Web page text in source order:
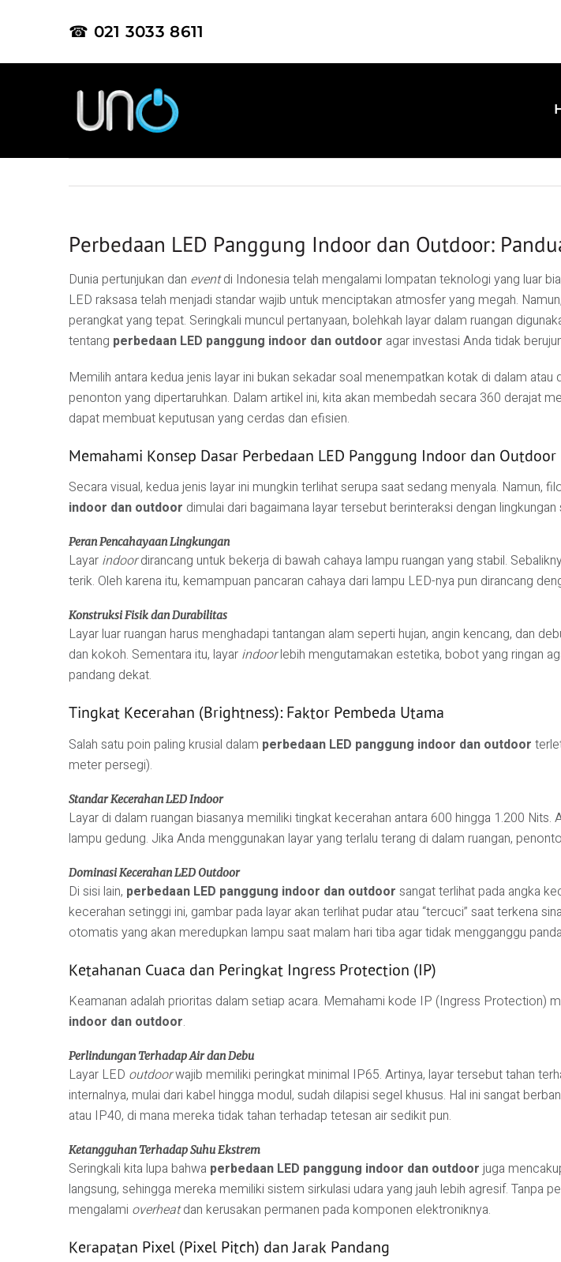
☎ 021 3033 8611
Perbedaan LED Panggung Indoor dan Outdoor:
Dunia pertunjukan dan eventdi Indonesia telah mengalami lompatan teknologi yang luar
LED raksasa telah menjadi standar wajib untuk menciptakan atmosfer yang megah.
perangkat yang tepat. Seringkali muncul pertanyaan, bolehkah layar dalam ruangan
tentang perbedaan LED panggung indoor dan outdoor agar investasi Anda tidak
Memilih antara kedua jenis layar ini bukan sekadar soal menempatkan kotak di dalam
penonton yang dipertaruhkan. Dalam artikel ini, kita akan membedah secara 360 derajat
dapat membuat keputusan yang cerdas dan efisien.
Memahami Konsep Dasar Perbedaan LED Panggung Indoor dan Outdoor
Secara visual, kedua jenis layar ini mungkin terlihat serupa saat sedang menyala. Namun,
indoor dan outdoor dimulai dari bagaimana layar tersebut berinteraksi dengan lingkungan
Peran Pencahayaan Lingkungan
Layar indoordirancang untuk bekerja di bawah cahaya lampu ruangan yang stabil.
terik. Oleh karena itu, kemampuan pancaran cahaya dari lampu LED-nya pun dirancang
Konstruksi Fisik dan Durabilitas
Layar luar ruangan harus menghadapi tantangan alam seperti hujan, angin kencang, dan
dan kokoh. Sementara itu, layar indoorlebih mengutamakan estetika, bobot yang ringan
pandang dekat.
Tingkat Kecerahan (Brightness): Faktor Pembeda Utama
Salah satu poin paling krusial dalam perbedaan LED panggung indoor dan outdoor
meter persegi).
Standar Kecerahan LED Indoor
Layar di dalam ruangan biasanya memiliki tingkat kecerahan antara 600 hingga 1.200
lampu gedung. Jika Anda menggunakan layar yang terlalu terang di dalam ruangan,
Dominasi Kecerahan LED Outdoor
Di sisi lain, perbedaan LED panggung indoor dan outdoor sangat terlihat pada angka
kecerahan setinggi ini, gambar pada layar akan terlihat pudar atau “tercuci” saat terkena
otomatis yang akan meredupkan lampu saat malam hari tiba agar tidak mengganggu
Ketahanan Cuaca dan Peringkat Ingress Protection (IP)
Keamanan adalah prioritas dalam setiap acara. Memahami kode IP (Ingress Protection)
indoor dan outdoor.
Perlindungan Terhadap Air dan Debu
Layar LED outdoorwajib memiliki peringkat minimal IP65. Artinya, layar tersebut tahan
internalnya, mulai dari kabel hingga modul, sudah dilapisi segel khusus. Hal ini sangat
atau IP40, di mana mereka tidak tahan terhadap tetesan air sedikit pun.
Ketangguhan Terhadap Suhu Ekstrem
Seringkali kita lupa bahwa perbedaan LED panggung indoor dan outdoor juga
langsung, sehingga mereka memiliki sistem sirkulasi udara yang jauh lebih agresif. Tanpa
mengalami overheatdan kerusakan permanen pada komponen elektroniknya.
Kerapatan Pixel (Pixel Pitch) dan Jarak Pandang